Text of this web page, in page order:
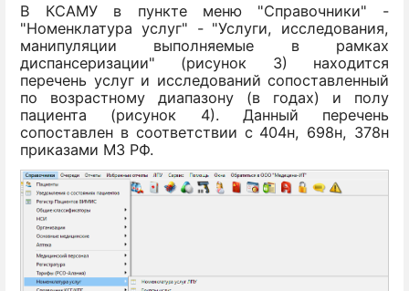
В КСАМУ в пункте меню "Справочники" -
"Номенклатура услуг" - "Услуги, исследования,
манипуляции выполняемые в рамках
диспансеризации" (рисунок 3) находится
перечень услуг и исследований сопоставленный
по возрастному диапазону (в годах) и полу
пациента (рисунок 4). Данный перечень
сопоставлен в соответствии с 404н, 698н, 378н
приказами МЗ РФ.